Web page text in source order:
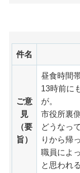
件名
ご意
見
（要
旨）
昼食時間
13時前に
が。
市役所裏
どうなっ
りから帰
職員によ
と思われ